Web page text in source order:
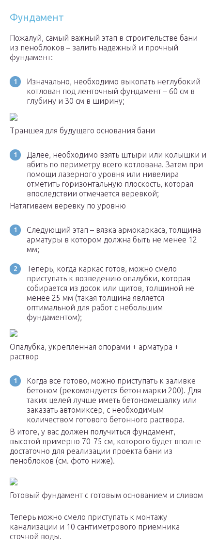
Фундамент
Пожалуй, самый важный этап в строительстве бани
из пеноблоков – залить надежный и прочный
фундамент:
Изначально, необходимо выкопать неглубокий
котлован под ленточный фундамент – 60 см в
глубину и 30 см в ширину;
Траншея для будущего основания бани
Далее, необходимо взять штыри или колышки и
вбить по периметру всего котлована. Затем при
помощи лазерного уровня или нивелира
отметить горизонтальную плоскость, которая
впоследствии отмечается веревкой;
Натягиваем веревку по уровню
Следующий этап – вязка армокаркаса, толщина
арматуры в котором должна быть не менее 12
мм;
Теперь, когда каркас готов, можно смело
приступать к возведению опалубки, которая
собирается из досок или щитов, толщиной не
менее 25 мм (такая толщина является
оптимальной для работ с небольшим
фундаментом);
Опалубка, укрепленная опорами + арматура +
раствор
Когда все готово, можно приступать к заливке
бетоном (рекомендуется бетон марки 200). Для
таких целей лучше иметь бетономешалку или
заказать автомиксер, с необходимым
количеством готового бетонного раствора.
В итоге, у вас должен получиться фундамент,
высотой примерно 70-75 см, которого будет вполне
достаточно для реализации проекта бани из
пеноблоков (см. фото ниже).
Готовый фундамент с готовым основанием и сливом
Теперь можно смело приступать к монтажу
канализации и 10 сантиметрового приемника
сточной воды.